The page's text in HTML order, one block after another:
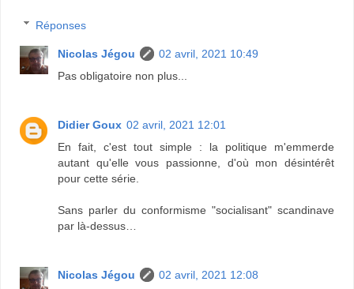
Réponses
Nicolas Jégou
02 avril, 2021 10:49
Pas obligatoire non plus...
Didier Goux 02 avril, 2021 12:01
En fait, c'est tout simple : la politique m'emmerde
autant qu'elle vous passionne, d'où mon désintérêt
pour cette série.
Sans parler du conformisme "socialisant" scandinave
par là-dessus…
Nicolas Jégou
02 avril, 2021 12:08